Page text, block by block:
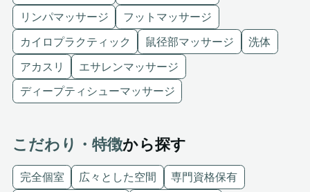
リンパマッサージ
フットマッサージ
カイロプラクティック
鼠径部マッサージ
洗体
アカスリ
エサレンマッサージ
ディープティシューマッサージ
こだわり・特徴から探す
完全個室 広々とした空間
専門資格保有